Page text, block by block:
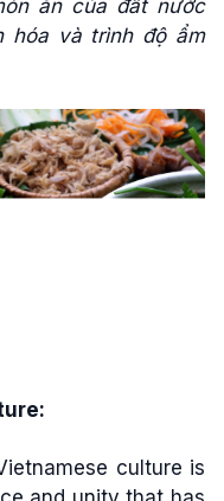
ăn của đất nước
hóa và trình độ ẩm
culture is